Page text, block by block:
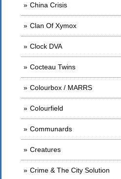
China Crisis
Clan Of Xymox
Clock DVA
Cocteau Twins
Colourbox / MARRS
Colourfield
Communards
Creatures
Crime & The City Solution